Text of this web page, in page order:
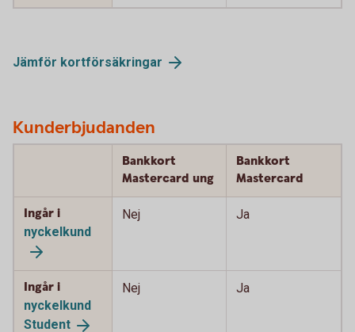
Jämför kortförsäkringar
Kunderbjudanden
Bankkort
Mastercard ung
Bankkort
Mastercard
Ingår i
nyckelkund
Nej Ja
Ingår i
nyckelkund
Student
Nej Ja